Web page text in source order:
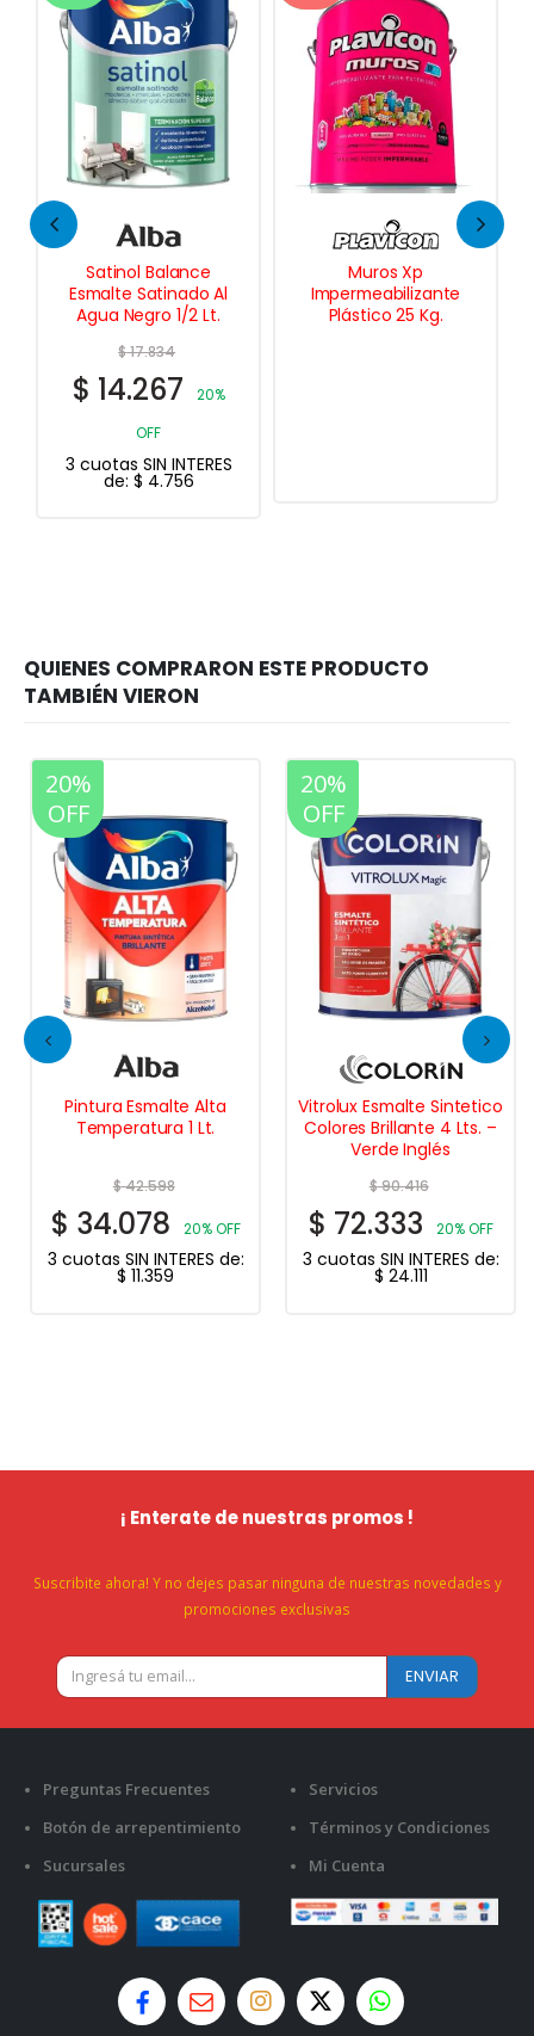
Muros Xp
Impermeabilizante
Plástico 25 Kg.
Kem Glo Esmalte
Sintetico Blanco
Semi-Brillo 1 Lt.
20%
OFF
Pintura Esmalte Alta
Temperatura 1 Lt.
$42.598
$ 34.078 20% OFF
3 cuotas SIN INTERES de:
$ 11.359
20%
OFF
Vitrolux Esmalte Sintetico
Colores Brillante 4 Lts. –
Verde Inglés
$90.416
$ 72.333 20% OFF
3 cuotas SIN INTERES de:
$ 24.111
¡ Enterate de nuestras promos !
Suscribite ahora! Y no dejes pasar ninguna de nuestras novedades y
promociones exclusivas
Preguntas Frecuentes
Botón de arrepentimiento
Sucursales
Servicios
Términos y Condiciones
Mi Cuenta